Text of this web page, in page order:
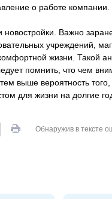
о работе компании.
Важно
учреждений,
жизни. Такой
помнить, что чем
выше вероятность
для жизни на долгие
Обнаружив в тексте